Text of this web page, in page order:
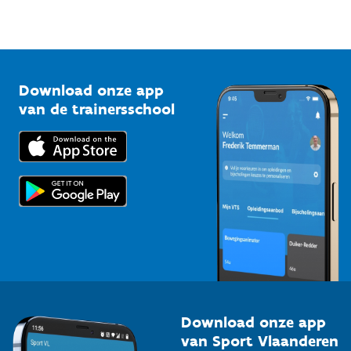
Bedrijven
Trainers en begeleiders
Topsporters
Vlaamse Trainersschool
Kennisplatform
Downloads
Voor de pers
Download onze app
van de trainersschool
Download onze app
van Sport Vlaanderen